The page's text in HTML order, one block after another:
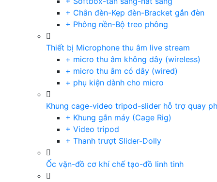
+ Chân đèn-Kẹp đèn-Bracket gắn đèn
+ Phông nền-Bộ treo phông
Thiết bị Microphone thu âm live stream
+ micro thu âm không dây (wireless)
+ micro thu âm có dây (wired)
+ phụ kiện dành cho micro
Khung cage-video tripod-slider hỗ trợ quay
+ Khung gắn máy (Cage Rig)
+ Video tripod
+ Thanh trượt Slider-Dolly
Ốc vặn-đồ cơ khí chế tạo-đồ linh tinh